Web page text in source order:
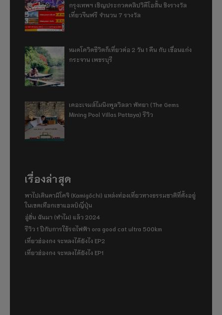
กรุงเทพฯ เชิญประกวดคลิปวิดีโอสั้น ชิงรางวัล
เที่ยวจีนฟรี จำนวน 7 รางวัล
หมดโควิดชีวิตก็เที่ยวต่อ 2 วัน 1 คืน กับ เขื่อนแก่ง
กระจาน เพชรบุรี
เดอะเจมส์ไมนิงพูลวิลลา พัทยา (The Gems
Mining Pool Villas Pattaya) รีวิว
เรื่องล่าสุด
พาไปเดินคามิโคจิ (Kamigōchi) แหล่งท่องเที่ยวทางธรรมชาติที่ตั้งอยู่
ในเขตเทือกเขาแอลป์ญี่ปุ่น
อู่ฮั่น ฉันมา (ทำไม) แล้ว 2024
รีวิว 1 ปีกับการใช้รถไฟฟ้า ora good cat ultra 500km
เที่ยวฮ่องกง จะหลงได้ยังไง EP2
เที่ยวฮ่องกง จะหลงได้ยังไง EP1